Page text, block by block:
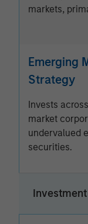
markets,
Emerging
Strategy
Invests
market
undervalued
securities.